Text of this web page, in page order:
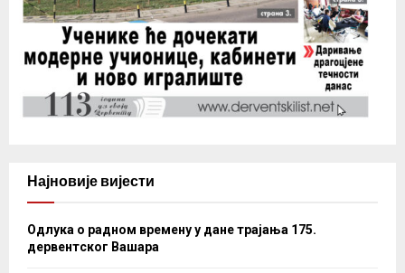
Најновије вијести
Одлука о радном времену у дане трајања 175.
дервентског Вашара